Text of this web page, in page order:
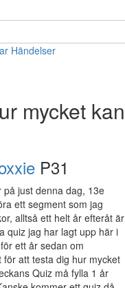
Händelser
mycket kan
P31
just denna dag, 13e
ett segment som jag
alltså ett helt år efteråt är
quiz jag har lagt upp här i
ett år sedan om
att testa dig hur mycket
Quiz må fylla 1 år